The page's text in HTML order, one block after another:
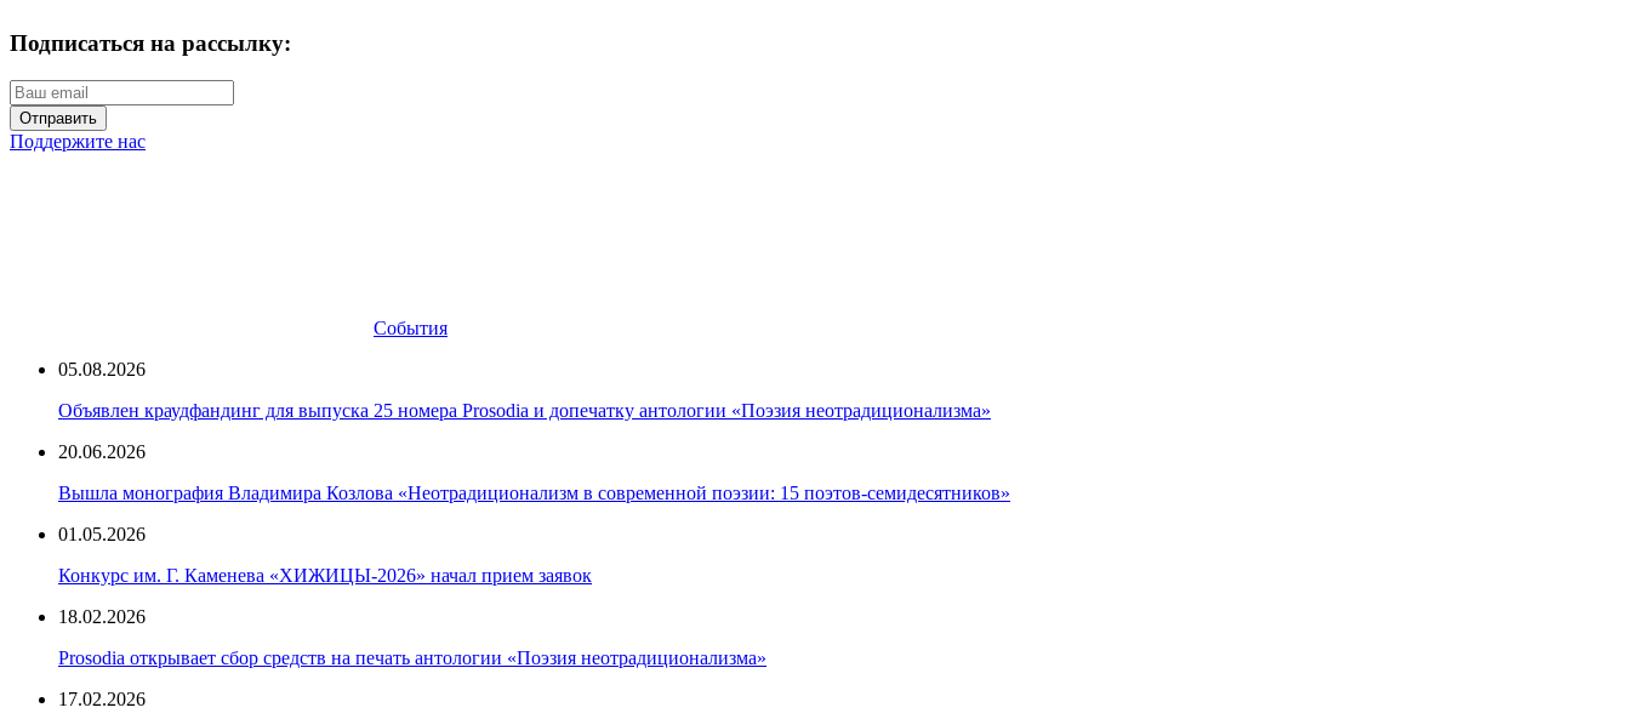
Подписаться на рассылку:
Отправить
Поддержите нас
События
05.08.2026
Объявлен краудфандинг для выпуска 25 номера Prosodia и допечатку антологии «Поэзия неотрадиционализма»
20.06.2026
Вышла монография Владимира Козлова «Неотрадиционализм в современной поэзии: 15 поэтов-семидесятников»
01.05.2026
Конкурс им. Г. Каменева «ХИЖИЦЫ-2026» начал прием заявок
18.02.2026
Prosodia открывает сбор средств на печать антологии «Поэзия неотрадиционализма»
17.02.2026